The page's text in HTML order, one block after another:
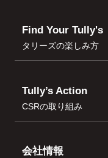
Find Your Tully's
タリーズの楽しみ方
Tully’s Action
CSRの取り組み
会社情報